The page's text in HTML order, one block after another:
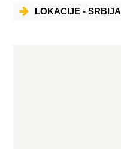
LOKACIJE - SRBIJA